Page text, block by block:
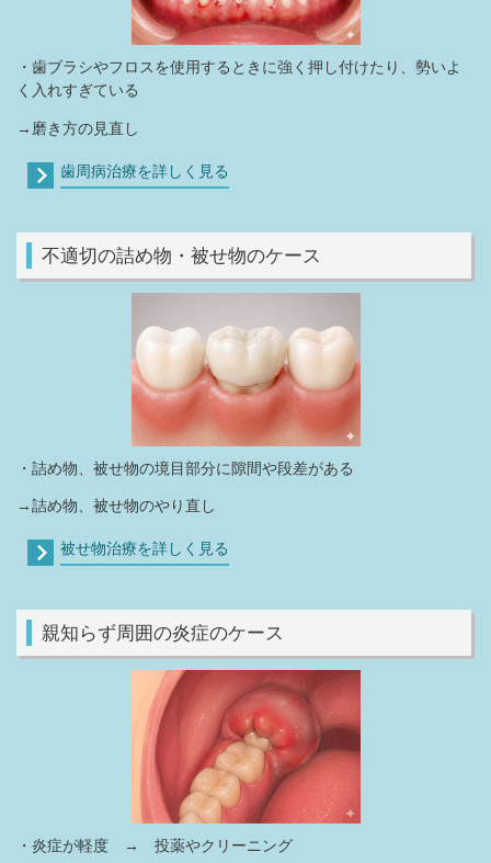
・歯ブラシやフロスを使用するときに強く押し付けたり、勢いよ
く入れすぎている
→磨き方の見直し
歯周病治療を詳しく見る
不適切の詰め物・被せ物のケース
・詰め物、被せ物の境目部分に隙間や段差がある
→詰め物、被せ物のやり直し
被せ物治療を詳しく見る
親知らず周囲の炎症のケース
・炎症が軽度 → 投薬やクリーニング